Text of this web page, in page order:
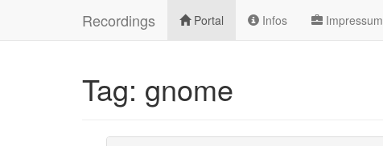
Recordings Portal Infos Impressum
Tag: gnome